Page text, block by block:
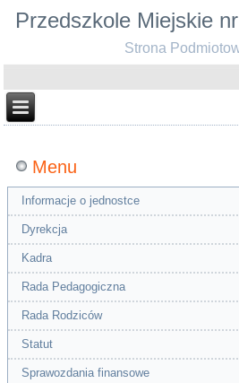
Przedszkole Miejskie
Strona
Menu
Informacje o jednostce
Dyrekcja
Kadra
Rada Pedagogiczna
Rada Rodziców
Statut
Sprawozdania finansowe